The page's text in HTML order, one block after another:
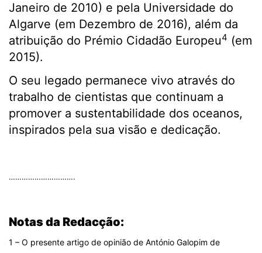
Janeiro de 2010) e pela Universidade do
Algarve (em Dezembro de 2016), além da
atribuição do Prémio Cidadão Europeu4 (em
2015).
O seu legado permanece vivo através do
trabalho de cientistas que continuam a
promover a sustentabilidade dos oceanos,
inspirados pela sua visão e dedicação.
………………………….
Notas da Redacção:
1 – O presente artigo de opinião de António Galopim de